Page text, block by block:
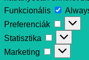
Funkcionális
Preferenciák
Statisztika Statisztika
Marketing Marketing